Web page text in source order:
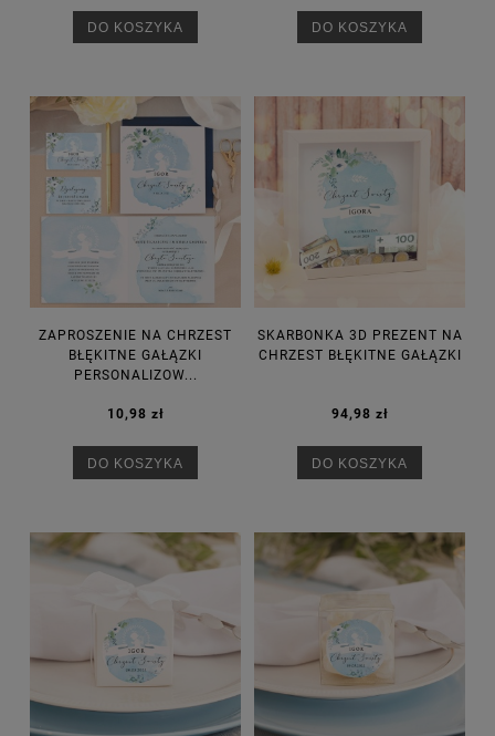
DO KOSZYKA DO KOSZYKA
ZAPROSZENIE NA CHRZEST
BŁĘKITNE GAŁĄZKI
PERSONALIZOW...
10,98 zł
DO KOSZYKA
SKARBONKA 3D PREZENT NA
CHRZEST BŁĘKITNE GAŁĄZKI
94,98 zł
DO KOSZYKA